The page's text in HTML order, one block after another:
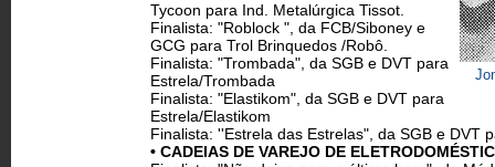
Tycoon para Ind. Metalúrgica Tissot.
Finalista: "Roblock ", da FCB/Siboney e
GCG para Trol Brinquedos /Robô.
Finalista: "Trombada", da SGB e DVT para
Estrela/Trombada
Finalista: "Elastikom", da SGB e DVT para
Estrela/Elastikom
Finalista: ''Estrela das Estrelas", da SGB e DVT
• CADEIAS DE VAREJO DE